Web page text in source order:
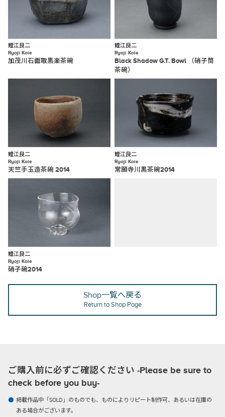
鯉江良二
Ryoji Koie
加茂川石面取黒楽茶碗
鯉江良二
Ryoji Koie
Black Shadow G.T. Bowl （硝子筒
茶碗）
鯉江良二
Ryoji Koie
天竺手玉造茶碗 2014
鯉江良二
Ryoji Koie
常願寺川黒茶碗2014
鯉江良二
Ryoji Koie
硝子碗2014
Shop一覧へ戻る
Return to Shop Page
ご購入前に必ずご確認ください -Please be sure to
check before you buy-
掲載作品中「SOLD」のものでも、ものによりリピート制作可、あるいは在庫の
ある場合がございます。